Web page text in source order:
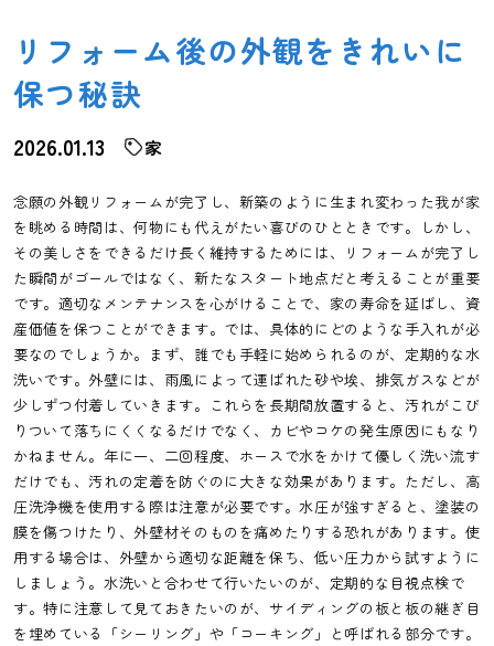
リフォーム後の外観をきれいに
保つ秘訣
2026.01.13 家
念願の外観リフォームが完了し、新築のように生まれ変わった我が家
を眺める時間は、何物にも代えがたい喜びのひとときです。しかし、
その美しさをできるだけ長く維持するためには、リフォームが完了し
た瞬間がゴールではなく、新たなスタート地点だと考えることが重要
です。適切なメンテナンスを心がけることで、家の寿命を延ばし、資
産価値を保つことができます。では、具体的にどのような手入れが必
要なのでしょうか。まず、誰でも手軽に始められるのが、定期的な水
洗いです。外壁には、雨風によって運ばれた砂や埃、排気ガスなどが
少しずつ付着していきます。これらを長期間放置すると、汚れがこび
りついて落ちにくくなるだけでなく、カビやコケの発生原因にもなり
かねません。年に一、二回程度、ホースで水をかけて優しく洗い流す
だけでも、汚れの定着を防ぐのに大きな効果があります。ただし、高
圧洗浄機を使用する際は注意が必要です。水圧が強すぎると、塗装の
膜を傷つけたり、外壁材そのものを痛めたりする恐れがあります。使
用する場合は、外壁から適切な距離を保ち、低い圧力から試すように
しましょう。水洗いと合わせて行いたいのが、定期的な目視点検で
す。特に注意して見ておきたいのが、サイディングの板と板の継ぎ目
を埋めている「シーリング」や「コーキング」と呼ばれる部分です。